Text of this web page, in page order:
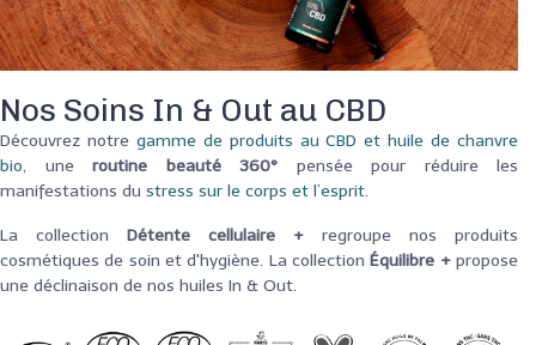
Nos Soins In & Out au CBD
Découvrez notre gamme de produits au CBD et huile de chanvre
bio, uneroutine beauté 360° pensée pour réduire les
manifestations du stress sur le corps et l’esprit.
La collection Détente cellulaire + regroupe nos produits
cosmétiques de soin et d'hygiène. La collection Équilibre +propose
une déclinaison de nos huiles In & Out.